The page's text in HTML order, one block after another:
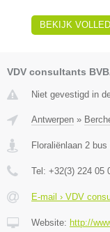
BEKIJK
VDV consultants
Niet gevestigd in
Antwerpen »
Floraliënlaan 2 bus
Tel: +32(3) 224 05
E-mail › VDV
Website: http://